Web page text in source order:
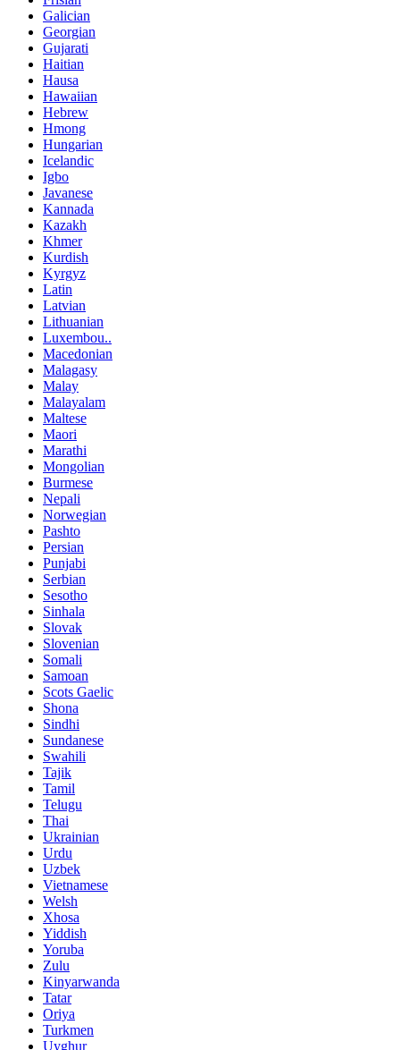
Galician
Georgian
Gujarati
Haitian
Hausa
Hawaiian
Hebrew
Hmong
Hungarian
Icelandic
Igbo
Javanese
Kannada
Kazakh
Khmer
Kurdish
Kyrgyz
Latin
Latvian
Lithuanian
Luxembou..
Macedonian
Malagasy
Malay
Malayalam
Maltese
Maori
Marathi
Mongolian
Burmese
Nepali
Norwegian
Pashto
Persian
Punjabi
Serbian
Sesotho
Sinhala
Slovak
Slovenian
Somali
Samoan
Scots Gaelic
Shona
Sindhi
Sundanese
Swahili
Tajik
Tamil
Telugu
Thai
Ukrainian
Urdu
Uzbek
Vietnamese
Welsh
Xhosa
Yiddish
Yoruba
Zulu
Kinyarwanda
Tatar
Oriya
Turkmen
Uyghur